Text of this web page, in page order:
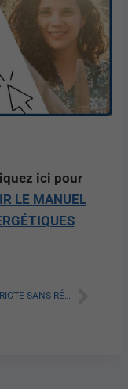
ici pour
LE MANUEL
RÉGIME STRICTE SANS RÉSIDU : TOUT SAVOIR SUR CETTE MÉTHODE DIÉTÉTIQUE